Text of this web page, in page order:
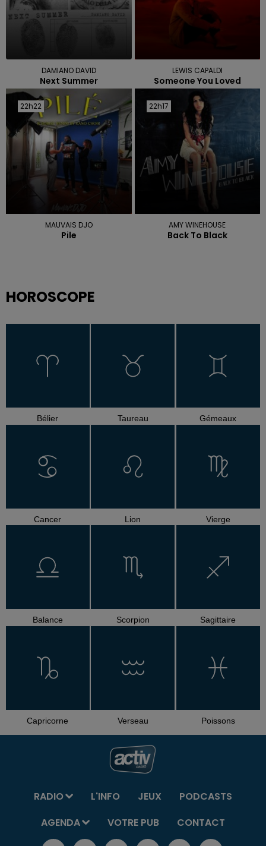
DAMIANO DAVID
Next Summer
LEWIS CAPALDI
Someone You Loved
22h22
22h22
MAUVAIS DJO
Pile
22h17
22h17
AMY WINEHOUSE
Back To Black
HOROSCOPE
Bélier Taureau Gémeaux
Cancer Lion Vierge
Balance Scorpion Sagittaire
Capricorne Verseau Poissons
RADIO L'INFO JEUX
PODCASTS
AGENDA
VOTRE PUB CONTACT